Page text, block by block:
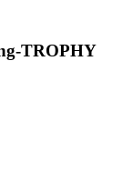
TROPHY